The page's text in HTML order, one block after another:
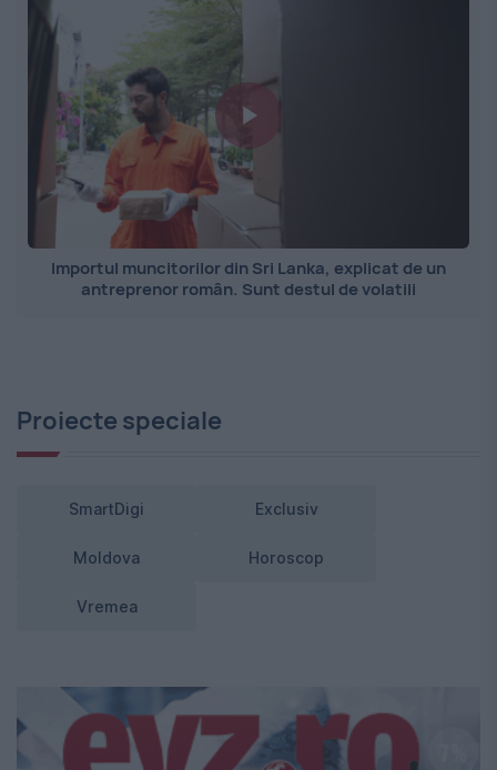
Importul muncitorilor din Sri Lanka, explicat de un
antreprenor român. Sunt destul de volatili
Proiecte speciale
SmartDigi Exclusiv
Moldova Horoscop
Vremea